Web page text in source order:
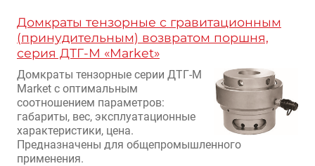
Домкраты тензорные с гравитационным
(принудительным) возвратом поршня,
серия ДТГ-М «Market»
Домкраты тензорные серии ДТГ-М
Market с оптимальным
соотношением параметров:
габариты, вес, эксплуатационные
характеристики, цена.
Предназначены для общепромышленного
применения.